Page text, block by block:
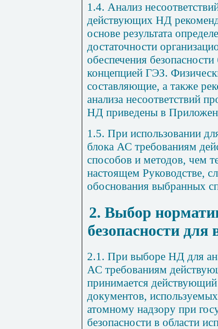
1.4. Анализ
действующих НД
основе результата
достаточности
обеспечения
концепцией ГЭЗ.
составляющие, а также
анализа несоответствий
НД приведены в
1.5. При использовании
блока АС требованиям
способов и методов, чем
настоящем Руководстве,
обоснования выбранных
2. Выбор
безопасности
2.1. При выборе НД для
АС требованиям
принимается
документов,
атомному надзору при
безопасности в области